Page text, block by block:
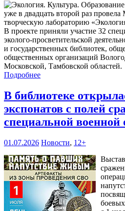
уже в двадцать второй раз
творческую лабораторию
В проекте приняли участие 32
эколого-просветительской
и государственных библиотек,
общественных организаций
Московской, Тамбовской областей.
Подробнее
В библиотеке
экспонатов с полей
специальной военной
01.07.2026 Новости, 12+